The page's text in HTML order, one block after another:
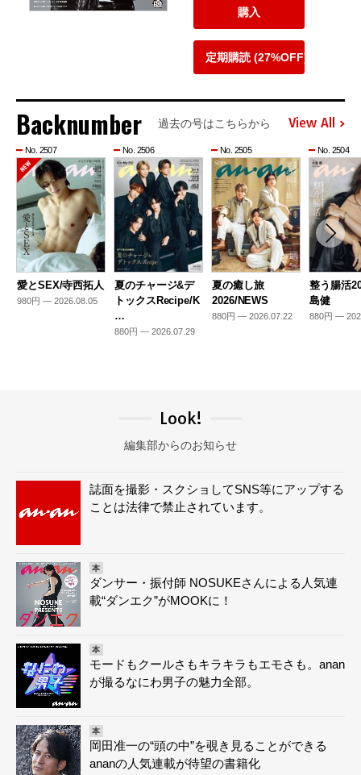
購入
定期購読 (27%OFF)
Backnumber 過去の号はこちらから View All
No. 2507
愛とSEX/寺西拓人
980円 — 2026.08.05
No. 2506
夏のチャージ&デ
トックスRecipe/K
…
880円 — 2026.07.29
No. 2505
夏の癒し旅
2026/NEWS
880円 — 2026.07.22
No. 2504
整う腸活
島健
880円 —
Look!
編集部からのお知らせ
誌面を撮影・スクショしてSNS等にアップする
ことは法律で禁止されています。
本
ダンサー・振付師 NOSUKEさんによる人気連
載“ダンエク”がMOOKに！
本
モードもクールさもキラキラもエモさも。anan
が撮るなにわ男子の魅力全部。
本
岡田准一の“頭の中”を覗き見ることができる
ananの人気連載が待望の書籍化